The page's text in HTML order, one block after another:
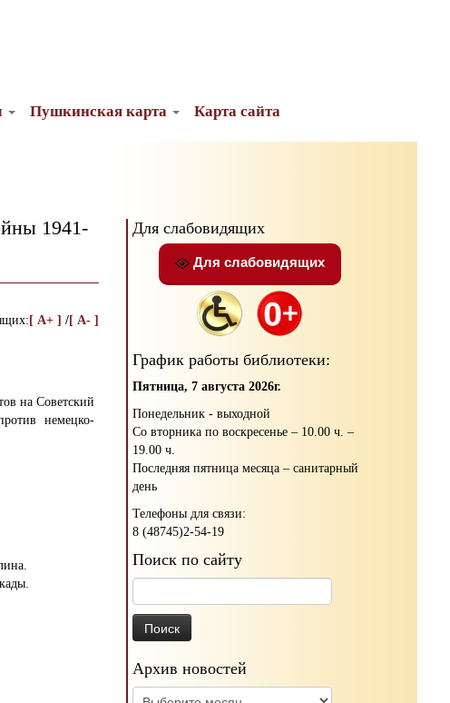
Пушкинская карта Карта сайта
1941-
[ A+ ] /[ A- ]
на Советский
немецко-
Для слабовидящих
Для слабовидящих
График работы библиотеки:
Пятница, 7 августа 2026г.
Понедельник - выходной
Со вторника по воскресенье – 10.00 ч. –
19.00 ч.
Последняя пятница месяца – санитарный
день
Телефоны для связи:
8 (48745)2-54-19
Поиск по сайту
Архив новостей
Архив